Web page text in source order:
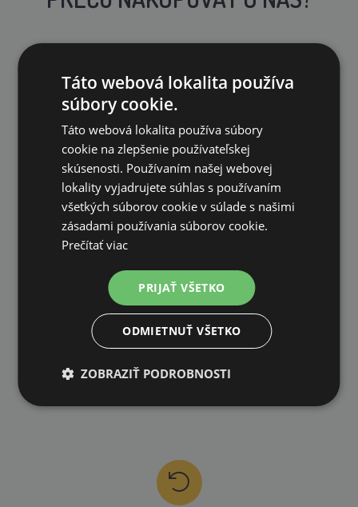
na všetky objednávky od 200€ vrátane DPH.
99 % produktov držíme priamo skladom
Táto webová lokalita používa
súbory cookie.
Táto webová lokalita používa súbory
cookie na zlepšenie používateľskej
skúsenosti. Používaním našej webovej
lokality vyjadrujete súhlas s používaním
všetkých súborov cookie v súlade s našimi
zásadami používania súborov cookie.
Prečítať viac
PRIJAŤ VŠETKO
ODMIETNUŤ VŠETKO
ZOBRAZIŤ PODROBNOSTI